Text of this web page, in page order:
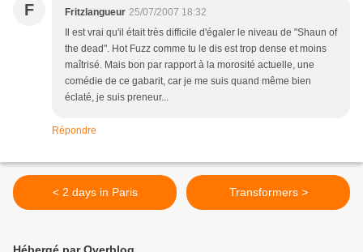
F Fritzlangueur 25/07/2007 18:32
Il est vrai qu'il était très difficile d'égaler le niveau de "Shaun of
the dead". Hot Fuzz comme tu le dis est trop dense et moins
maîtrisé. Mais bon par rapport à la morosité actuelle, une
comédie de ce gabarit, car je me suis quand même bien
éclaté, je suis preneur...
Répondre
< 2 days in Paris Transformers >